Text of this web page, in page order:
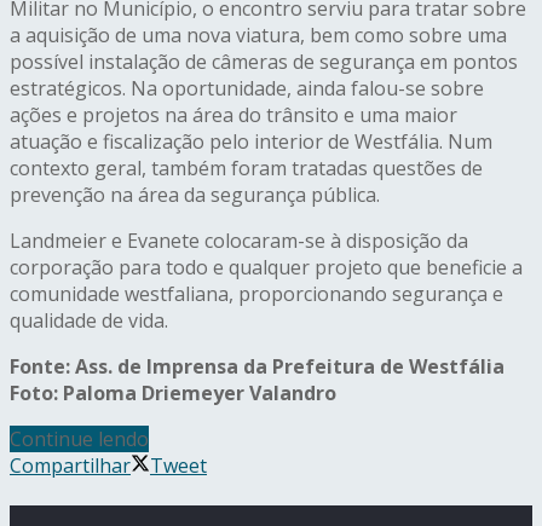
Militar no Município, o encontro serviu para tratar sobre
a aquisição de uma nova viatura, bem como sobre uma
possível instalação de câmeras de segurança em pontos
estratégicos. Na oportunidade, ainda falou-se sobre
ações e projetos na área do trânsito e uma maior
atuação e fiscalização pelo interior de Westfália. Num
contexto geral, também foram tratadas questões de
prevenção na área da segurança pública.
Landmeier e Evanete colocaram-se à disposição da
corporação para todo e qualquer projeto que beneficie a
comunidade westfaliana, proporcionando segurança e
qualidade de vida.
Fonte: Ass. de Imprensa da Prefeitura de Westfália
Foto: Paloma Driemeyer Valandro
Continue lendo
Compartilhar
Tweet